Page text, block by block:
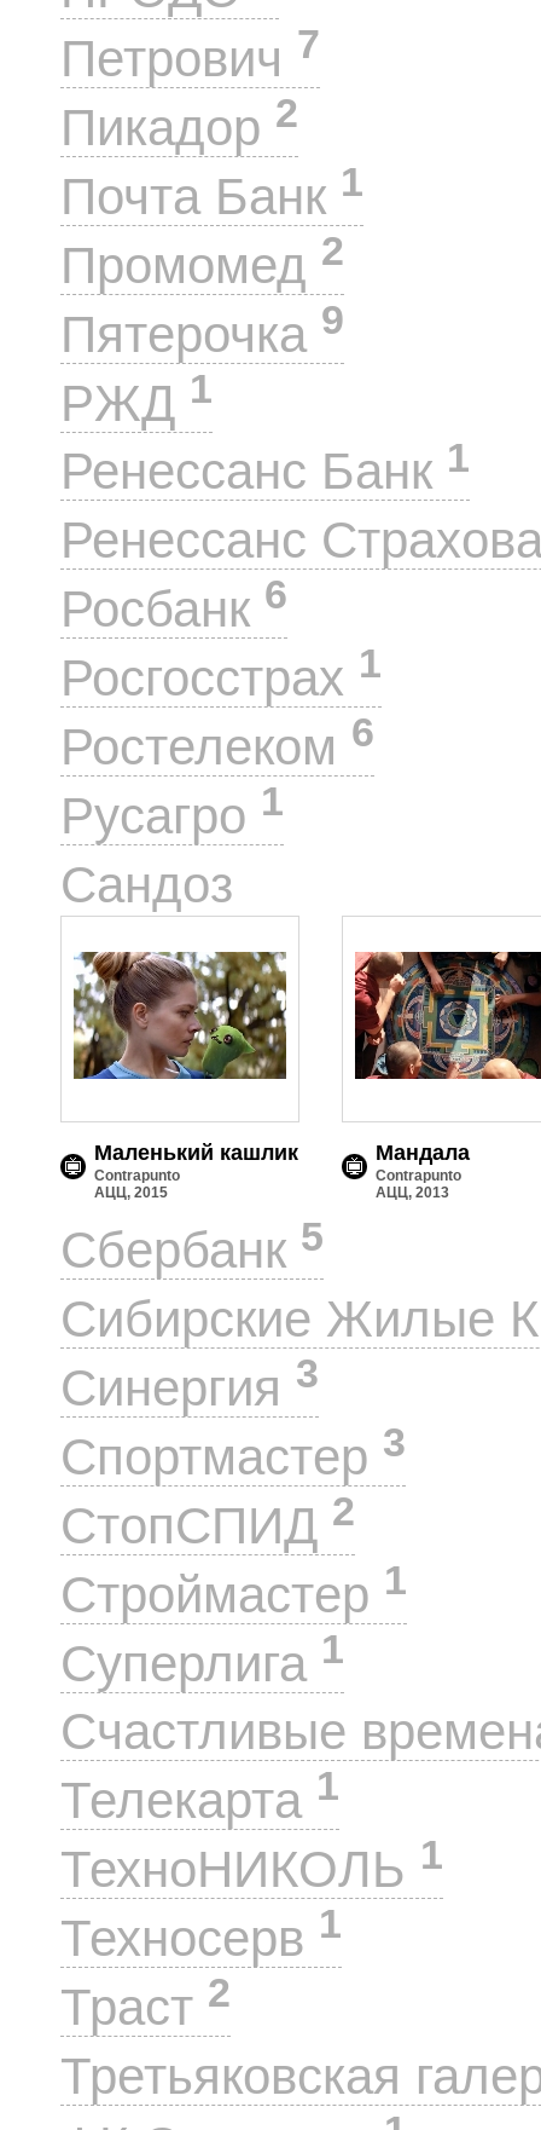
Петрович 7
Пикадор 2
Почта Банк 1
Промомед 2
Пятерочка 9
РЖД 1
Ренессанс Банк 1
Ренессанс
Росбанк 6
Росгосстрах 1
Ростелеком 6
Русагро 1
Сандоз
Маленький кашлик
Contrapunto
АЦЦ, 2015
Мандала
Contrapunto
АЦЦ, 2013
Сбербанк 5
Сибирские Жилые
Синергия 3
Спортмастер 3
СтопСПИД 2
Строймастер 1
Суперлига 1
Счастливые
Телекарта 1
ТехноНИКОЛЬ 1
Техносерв 1
Траст 2
Третьяковская